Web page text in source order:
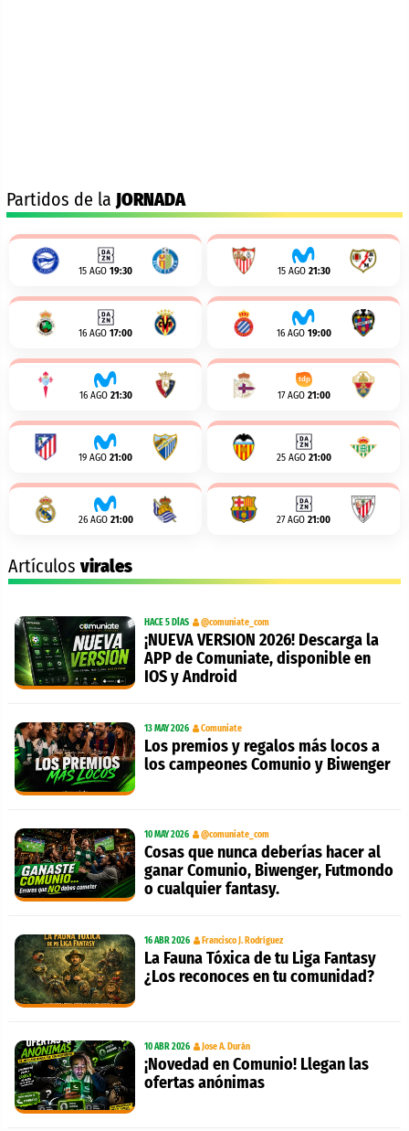
Partidos de la JORNADA
15 AGO 19:30 15 AGO 21:30
16 AGO 17:00 16 AGO 19:00
16 AGO 21:30 17 AGO 21:00
19 AGO 21:00 25 AGO 21:00
26 AGO 21:00 27 AGO 21:00
Artículosvirales
HACE 5 DÍAS @comuniate_com
¡NUEVA VERSION 2026! Descarga la
APP de Comuniate, disponible en
IOS y Android
13 MAY 2026 Comuniate
Los premios y regalos más locos a
los campeones Comunio y Biwenger
10 MAY 2026 @comuniate_com
Cosas que nunca deberías hacer al
ganar Comunio, Biwenger, Futmondo
o cualquier fantasy.
16 ABR 2026 Francisco J. Rodríguez
La Fauna Tóxica de tu Liga Fantasy
¿Los reconoces en tu comunidad?
10 ABR 2026 Jose A. Durán
¡Novedad en Comunio! Llegan las
ofertas anónimas